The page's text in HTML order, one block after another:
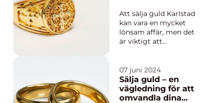
Att sälja guld Karlstad
kan vara en mycket
lönsam affär, men det
är viktigt att
till väga. Den här
artikeln går igenom
olika aspekter av att
sälja guld i K...
07 juni 2024
Sälja guld – en
vägledning för att
omvandla dina